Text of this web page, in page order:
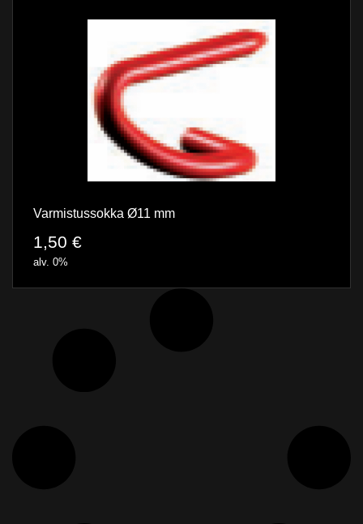
Varmistussokka Ø11 mm
1,50 €
alv. 0%